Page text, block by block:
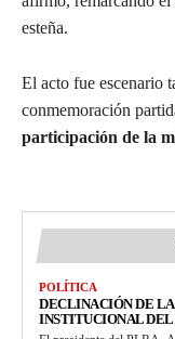
esteña.
El acto fue escenario
conmemoración
participación de la
POLÍTICA
DECLINACIÓN DE
INSTITUCIONAL DEL